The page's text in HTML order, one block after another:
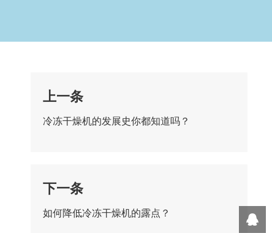
上一条
冷冻干燥机的发展史你都知道吗？
下一条
如何降低冷冻干燥机的露点？